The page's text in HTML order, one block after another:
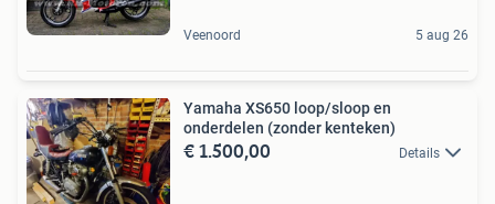
Veenoord 5 aug 26
Yamaha XS650 loop/sloop en
onderdelen (zonder kenteken)
€ 1.500,00 Details